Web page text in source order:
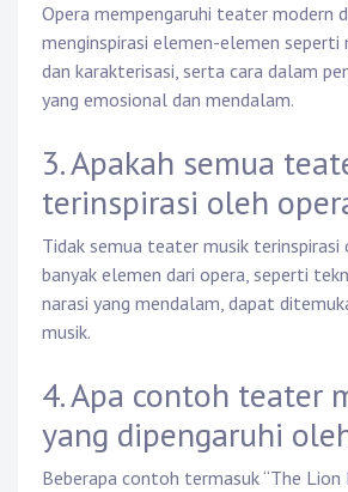
Opera mempengaruhi teater modern
menginspirasi elemen-elemen seperti
dan karakterisasi, serta cara dalam
yang emosional dan mendalam.
3. Apakah semua
terinspirasi oleh
Tidak semua teater musik
banyak elemen dari opera, seperti
narasi yang mendalam, dapat
musik.
4. Apa contoh teater
yang dipengaruhi
Beberapa contoh termasuk “The Lion